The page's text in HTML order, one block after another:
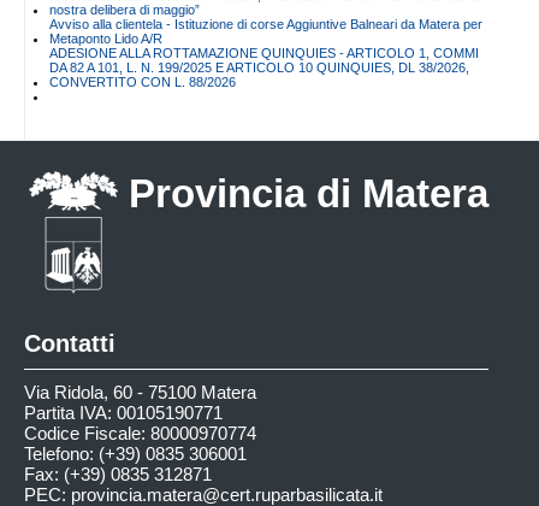
nostra delibera di maggio”
Avviso alla clientela - Istituzione di corse Aggiuntive Balneari da Matera per
Metaponto Lido A/R
ADESIONE ALLA ROTTAMAZIONE QUINQUIES - ARTICOLO 1, COMMI
DA 82 A 101, L. N. 199/2025 E ARTICOLO 10 QUINQUIES, DL 38/2026,
CONVERTITO CON L. 88/2026
Provincia di Matera
Contatti
Via Ridola, 60 - 75100 Matera
Partita IVA: 00105190771
Codice Fiscale: 80000970774
Telefono: (+39) 0835 306001
Fax: (+39) 0835 312871
PEC: provincia.matera@cert.ruparbasilicata.it